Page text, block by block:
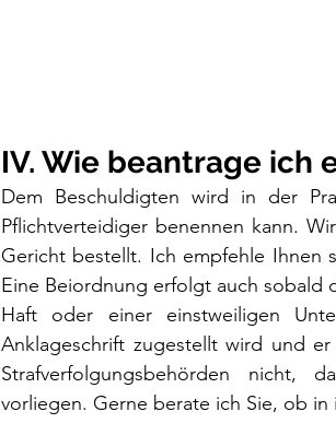
IV. Wie beantrage ich
Dem Beschuldigten wird in der
Pflichtverteidiger benennen kann.
Gericht bestellt. Ich empfehle Ihnen
Eine Beiordnung erfolgt auch sobald
Haft oder einer einstweiligen
Anklageschrift zugestellt wird und
Strafverfolgungsbehörden nicht,
vorliegen. Gerne berate ich Sie, ob